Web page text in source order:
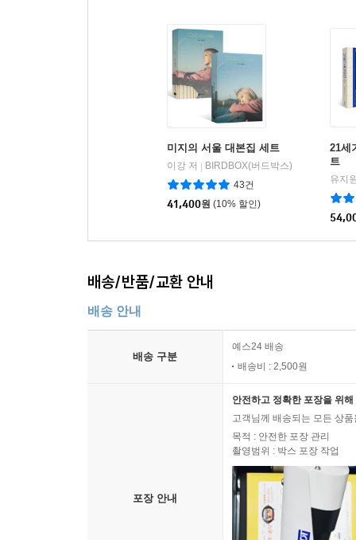
미지의 서울 대본집 세트
이강 저
BIRDBOX(버드박스)
43건
41,400원 (10% 할인)
21세
트
유지
배송/반품/교환 안내
배송 안내
배송 구분
예스24 배송
배송비 : 2,500원
포장 안내
안전하고 정확한 포장을 위
고객님께 배송되는 모든 상
목적 : 안전한 포장 관리
촬영범위 : 박스 포장 작업